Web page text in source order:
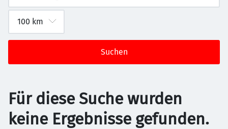
Suchen
Für diese Suche wurden
keine Ergebnisse gefunden.